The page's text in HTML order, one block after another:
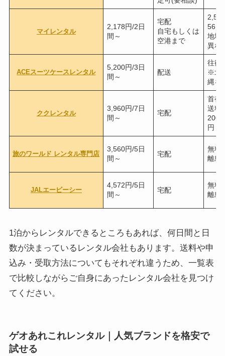
マイレンタル
2,178円/2日
間～
宅配
自宅もしくは
空港まで
56円
地域
異な
ACEスーツケースレンタル
5,200円/3日
間～
配送
往復
※北
縄を
ククレンタル
3,960円/7日
間～
宅配
首都
送料
200
円
旅のワールド レンタル専門店
3,560円/5日
間～
宅配
無料
離島
JALエービーシー
4,572円/5日
間～
宅配
無料
離島
1泊からレンタルできるところもあれば、何日間と日
数が決まっているレンタル会社もあります。送料や申
込み・受取方法についてもそれぞれ違うため、一覧表
で比較しながらご自身にあったレンタル会社を見つけ
てください。
ゲオあれこれレンタル｜人気ブランドを格安で
試せる